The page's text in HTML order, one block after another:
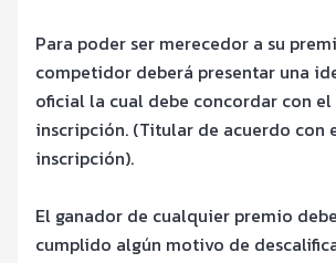
Para poder ser merecedor a su
competidor deberá presentar una
oficial la cual debe concordar con
inscripción. (Titular de acuerdo con
inscripción).
El ganador de cualquier premio
cumplido algún motivo de